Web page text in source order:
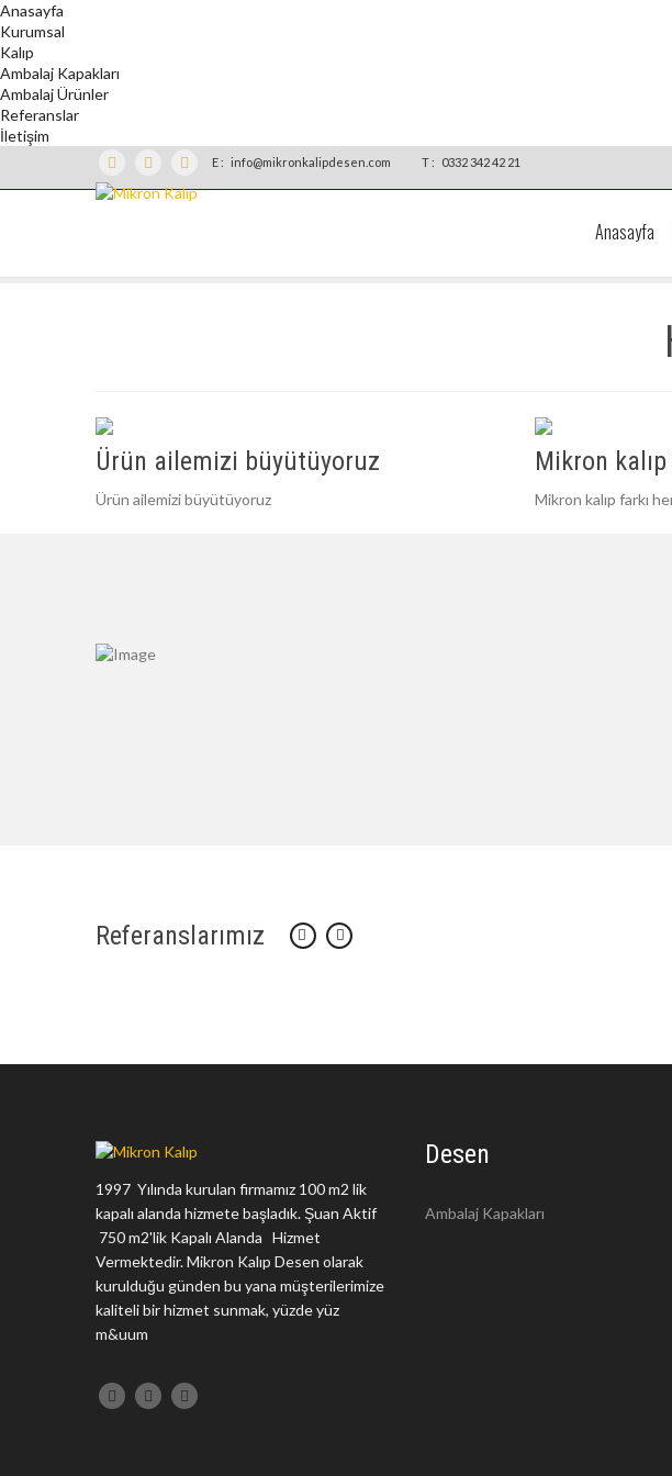
Anasayfa
Kurumsal
Kalıp
Ambalaj Kapakları
Ambalaj Ürünler
Referanslar
İletişim
E : info@mikronkalipdesen.com T : 0332 342 42 21
Anasayfa
Ürün ailemizi büyütüyoruz
Ürün ailemizi büyütüyoruz
Mikron
Mikron kalıp farkı
Referanslarımız
1997 Yılında kurulan firmamız 100 m2 lik
kapalı alanda hizmete başladık. Şuan Aktif
750 m2'lik Kapalı Alanda Hizmet
Vermektedir. Mikron Kalıp Desen olarak
kurulduğu günden bu yana müşterilerimize
kaliteli bir hizmet sunmak, yüzde yüz
m&uum
Desen
Ambalaj Kapakları